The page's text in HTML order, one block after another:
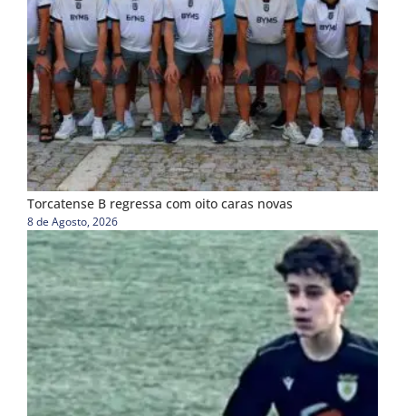
Torcatense B regressa com oito caras novas
8 de Agosto, 2026